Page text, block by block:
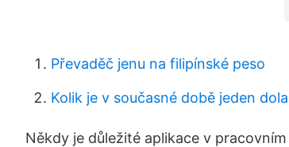
Převaděč jenu na filipínské peso
Kolik je v současné době jeden
Někdy je důležité aplikace v